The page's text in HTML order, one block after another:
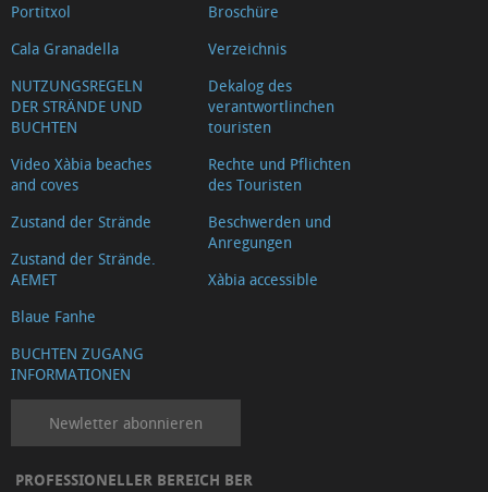
Portitxol
Cala Granadella
NUTZUNGSREGELN
DER STRÄNDE UND
BUCHTEN
Video Xàbia beaches
and coves
Zustand der Strände
Zustand der Strände.
AEMET
Blaue Fanhe
BUCHTEN ZUGANG
INFORMATIONEN
Broschüre
Verzeichnis
Dekalog des
verantwortlinchen
touristen
Rechte und Pflichten
des Touristen
Beschwerden und
Anregungen
Xàbia accessible
Newletter abonnieren
PROFESSIONELLER BEREICH BER